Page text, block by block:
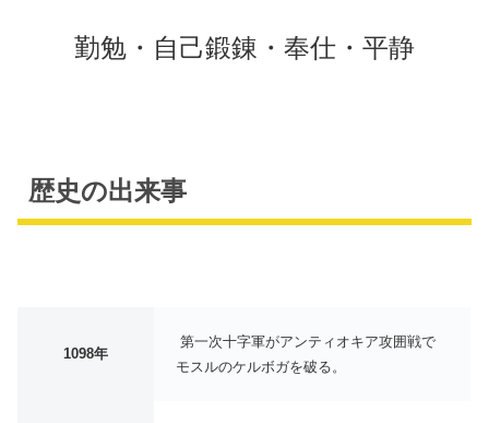
勤勉・自己鍛錬・奉仕・平静
歴史の出来事
1098年
第一次十字軍がアンティオキア攻囲戦で
モスルのケルボガを破る。